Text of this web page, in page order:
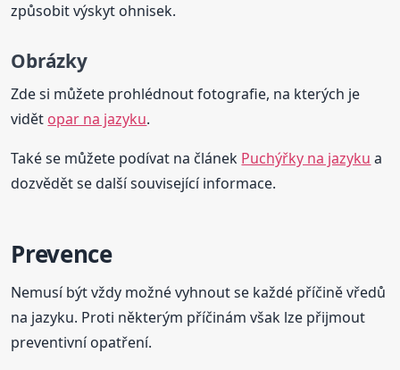
způsobit výskyt ohnisek.
Obrázky
Zde si můžete prohlédnout fotografie, na kterých je
vidět opar na jazyku.
Také se můžete podívat na článek Puchýřky na jazyku a
dozvědět se další související informace.
Prevence
Nemusí být vždy možné vyhnout se každé příčině vředů
na jazyku. Proti některým příčinám však lze přijmout
preventivní opatření.